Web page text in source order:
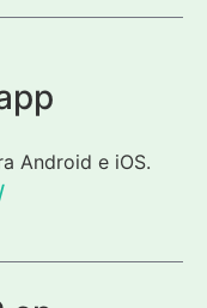
Android e iOS.